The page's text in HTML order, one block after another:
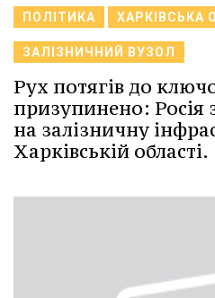
ПОЛІТИКА ХАРКІВСЬКА
ЗАЛІЗНИЧНИЙ ВУЗОЛ
Рух потягів до
призупинено: Росія
на залізничну
Харківській області.